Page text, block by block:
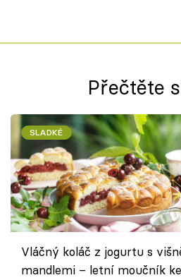
Přečtěte
SLADKÉ
Vláčný koláč z jogurtu s
mandlemi – letní moučník ke